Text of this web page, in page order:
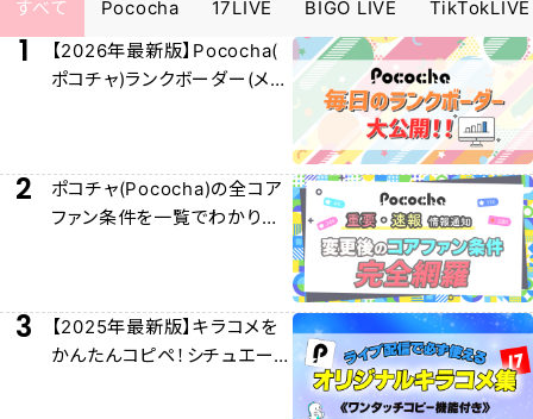
すべて Pococha 17LIVE BIGO LIVE TikTokLIVE
1
【2026年最新版】Pococha(
ポコチャ)ランクボーダー(メー
2
ポコチャ(Pococha)の全コア
ファン条件を一覧でわかりや
3
【2025年最新版】キラコメを
かんたんコピペ！シチュエー